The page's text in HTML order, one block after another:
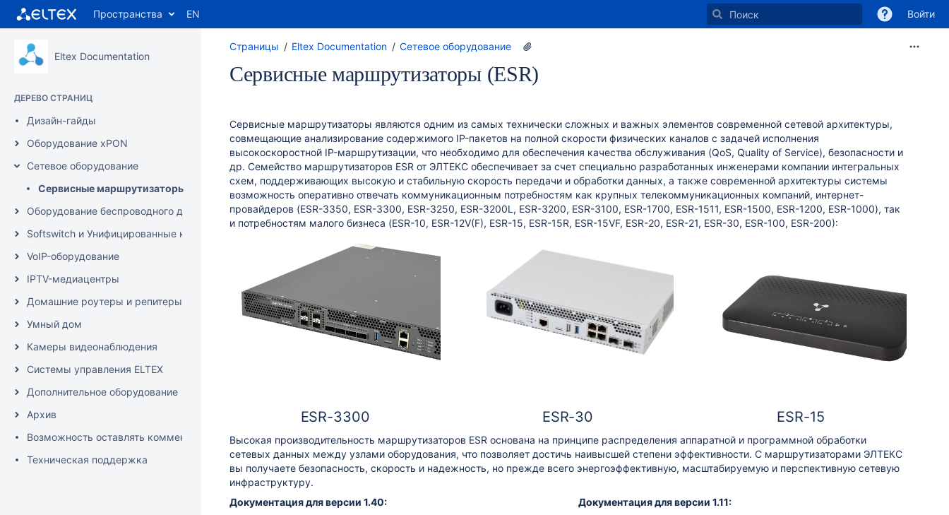
Пространства EN Войти
Eltex Documentation
ДЕРЕВО СТРАНИЦ
Дизайн-гайды
Оборудование xPON
Сетевое оборудование
Сервисные маршрутизаторы (ESR)
Оборудование беспроводного доступа
Softswitch и Унифицированные коммуникации/IP-АТС
VoIP-оборудование
IPTV-медиацентры
Домашние роутеры и репитеры
Умный дом
Камеры видеонаблюдения
Системы управления ELTEX
Дополнительное оборудование
Архив
Возможность оставлять комментарии к тексту
Техническая поддержка
Страницы Eltex Documentation Сетевое оборудование
Сервисные маршрутизаторы (ESR)
Сервисные маршрутизаторы являются одним из самых технически сложных и важных элементов современной сетевой архитектуры,
совмещающие анализирование содержимого IP-пакетов на полной скорости физических каналов с задачей исполнения
высокоскоростной IP-маршрутизации, что необходимо для обеспечения качества обслуживания (QoS, Quality of Service), безопасности и
др. Семейство маршрутизаторов ESR от ЭЛТЕКС обеспечивает за счет специально разработанных инженерами компании интегральных
схем, поддерживающих высокую и стабильную скорость передачи и обработки данных, а также современной архитектуры системы
возможность оперативно отвечать коммуникационным потребностям как крупных телекоммуникационных компаний, интернет-
провайдеров (ESR-3350, ESR-3300, ESR-3250, ESR-3200L, ESR-3200, ESR-3100, ESR-1700, ESR-1511, ESR-1500, ESR-1200, ESR-1000), так
и потребностям малого бизнеса (ESR-10, ESR-12V(F), ESR-15, ESR-15R, ESR-15VF, ESR-20, ESR-21, ESR-30, ESR-100, ESR-200):
ESR-3300 ESR-30 ESR-15
Высокая производительность маршрутизаторов ESR основана на принципе распределения аппаратной и программной обработки
сетевых данных между узлами оборудования, что позволяет достичь наивысшей степени эффективности. С маршрутизаторами ЭЛТЕКС
вы получаете безопасность, скорость и надежность, но прежде всего энергоэффективную, масштабируемую и перспективную сетевую
инфраструктуру.
Документация для версии 1.40:
Документация для версии 1.11: